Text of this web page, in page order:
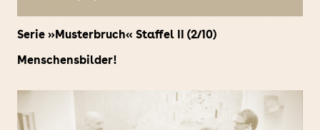
Serie »Musterbruch« Staffel II (2/10)
Menschensbilder!